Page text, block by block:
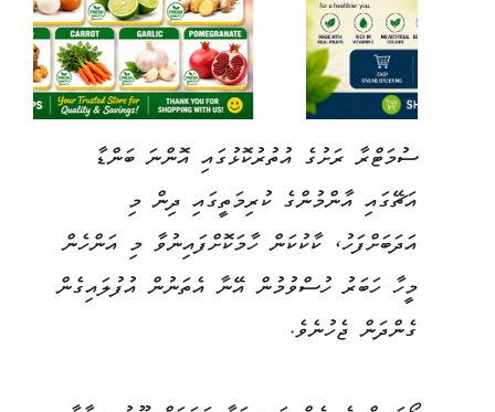
ސުމަޓްރާ ރަށުގެ އުތުރުކޮޅުގައި އޮންނަ ބަންޑާ
އަޗޭގައި އާންމުންގެ ކުރިމަތީގައި ދިން މި
އަދަބަށްފަހު، ކާކުކަން ހާމަކޮށްފައިނުވާ މި އަންހެން
މީހާ ހަބަރު ހުސްވުމުން އޭނާ އެތަނުން އުފުލައިގެން
ގެންދަން ޖެހުނެވެ.